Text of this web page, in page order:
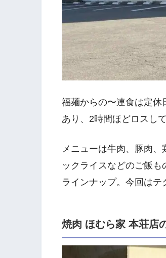
福麺からの〜連食は定休
あり、2時間ほどロスし
メニューは牛肉、豚肉
ックライスなどのご飯
ラインナップ。今回はテ
焼肉 ほむら家 本荘店